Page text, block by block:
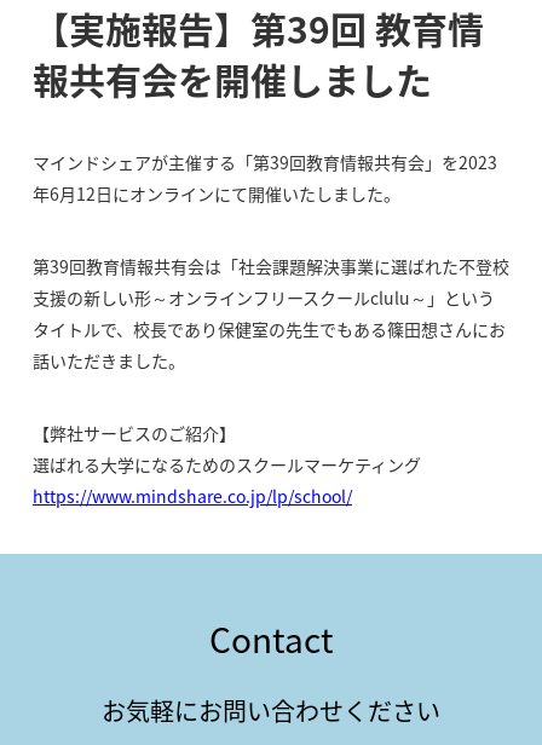
【実施報告】第39回 教育情
報共有会を開催しました
マインドシェアが主催する「第39回教育情報共有会」を2023
年6月12日にオンラインにて開催いたしました。
第39回教育情報共有会は「社会課題解決事業に選ばれた不登校
支援の新しい形～オンラインフリースクールclulu～」という
タイトルで、校長であり保健室の先生でもある篠田想さんにお
話いただきました。
【弊社サービスのご紹介】
選ばれる大学になるためのスクールマーケティング
https://www.mindshare.co.jp/lp/school/
Contact
お気軽にお問い合わせください